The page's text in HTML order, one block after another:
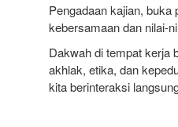
Pengadaan kajian,
kebersamaan dan nilai-
Dakwah di tempat kerja
akhlak, etika, dan
kita berinteraksi